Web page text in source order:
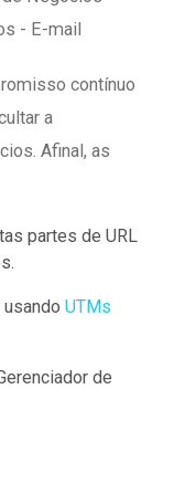
contínuo
a
Afinal, as
partes de URL
UTMs
de